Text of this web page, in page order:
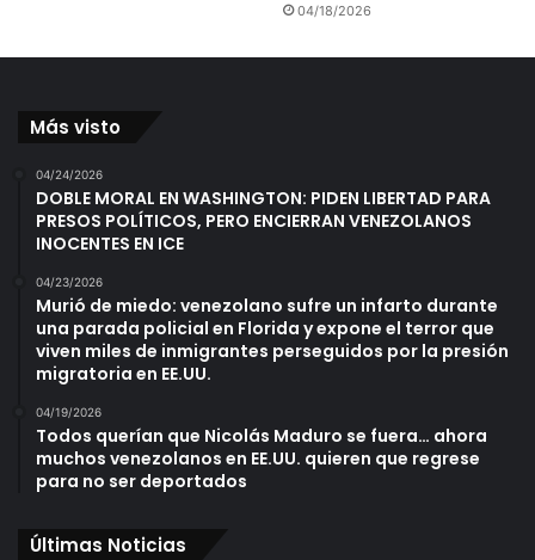
04/18/2026
Más visto
04/24/2026
DOBLE MORAL EN WASHINGTON: PIDEN LIBERTAD PARA
PRESOS POLÍTICOS, PERO ENCIERRAN VENEZOLANOS
INOCENTES EN ICE
04/23/2026
Murió de miedo: venezolano sufre un infarto durante
una parada policial en Florida y expone el terror que
viven miles de inmigrantes perseguidos por la presión
migratoria en EE.UU.
04/19/2026
Todos querían que Nicolás Maduro se fuera… ahora
muchos venezolanos en EE.UU. quieren que regrese
para no ser deportados
Últimas Noticias